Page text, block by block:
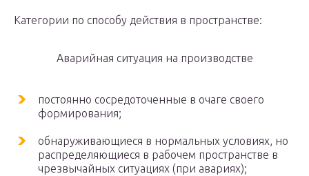
Категории по способу действия в пространстве:
Аварийная ситуация на производстве
постоянно сосредоточенные в очаге своего
формирования;
обнаруживающиеся в нормальных условиях, но
распределяющиеся в рабочем пространстве в
чрезвычайных ситуациях (при авариях);